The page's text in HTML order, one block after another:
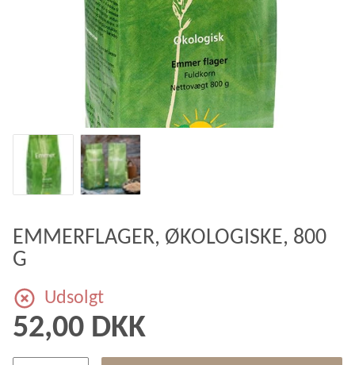
EMMERFLAGER, ØKOLOGISKE, 800
G
Udsolgt
52,00 DKK